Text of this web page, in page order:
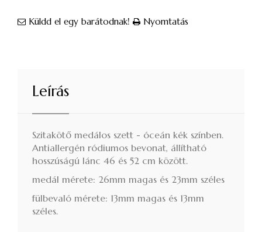
Küldd el egy barátodnak! Nyomtatás
Leírás
Szitakötő medálos szett - óceán kék színben.
Antiallergén ródiumos bevonat, állítható
hosszúságú lánc 46 és 52 cm között.
medál mérete: 26mm magas és 23mm széles
fülbevaló mérete: 13mm magas és 13mm
széles.